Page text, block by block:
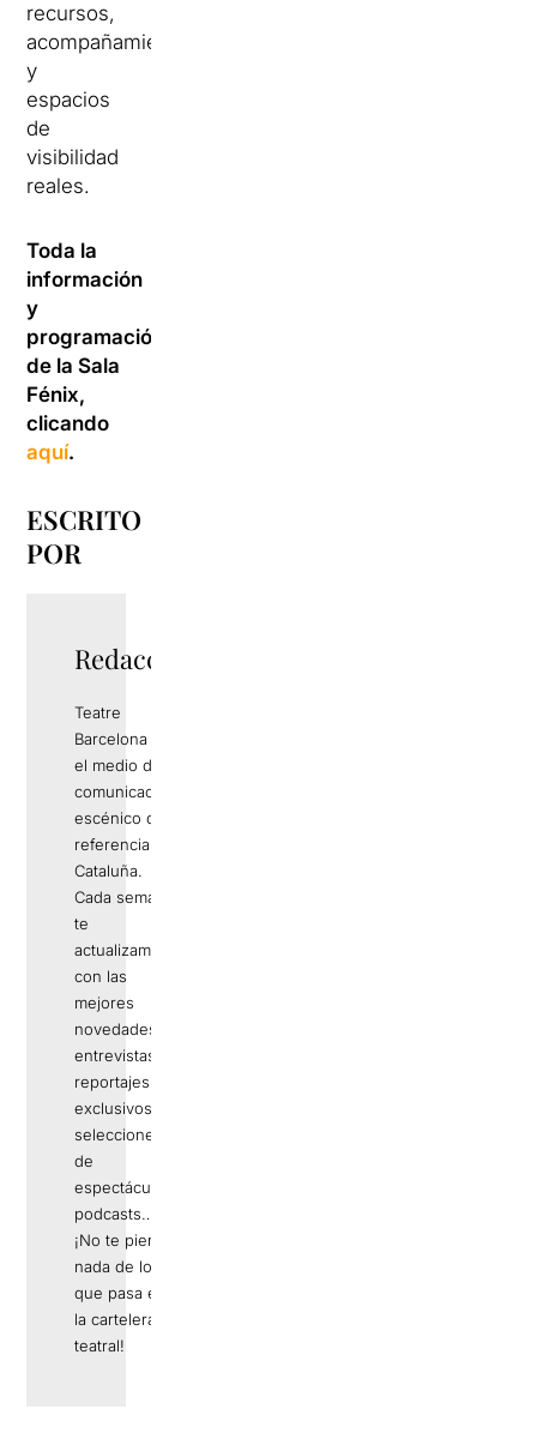
recursos,
acompañamiento
y
espacios
de
visibilidad
reales.
Toda la
información
y
programación
de la Sala
Fénix,
clicando
aquí.
ESCRITO
POR
Redacció
Teatre
Barcelona es
el medio de
comunicación
escénico de
referencia en
Cataluña.
Cada semana
te
actualizamos
con las
mejores
novedades,
entrevistas,
reportajes
exclusivos,
selecciones
de
espectáculos,
podcasts…
¡No te pierdas
nada de lo
que pasa en
la cartelera
teatral!